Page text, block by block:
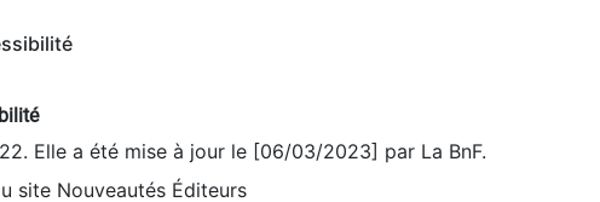
Elle a été mise à jour le [06/03/2023] par La BnF.
site Nouveautés Éditeurs